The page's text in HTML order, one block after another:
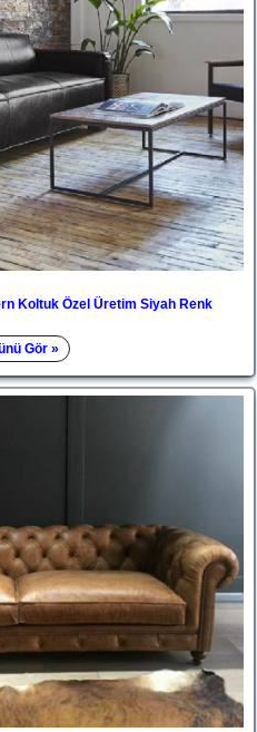
Koltuk Özel Üretim Siyah Renk
Gör »